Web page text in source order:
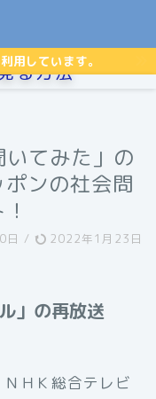
用しています。
る方法
てみた」の
ンの社会問
日 / 2022年1月23日
」の再放送
ＨＫ総合テレビ